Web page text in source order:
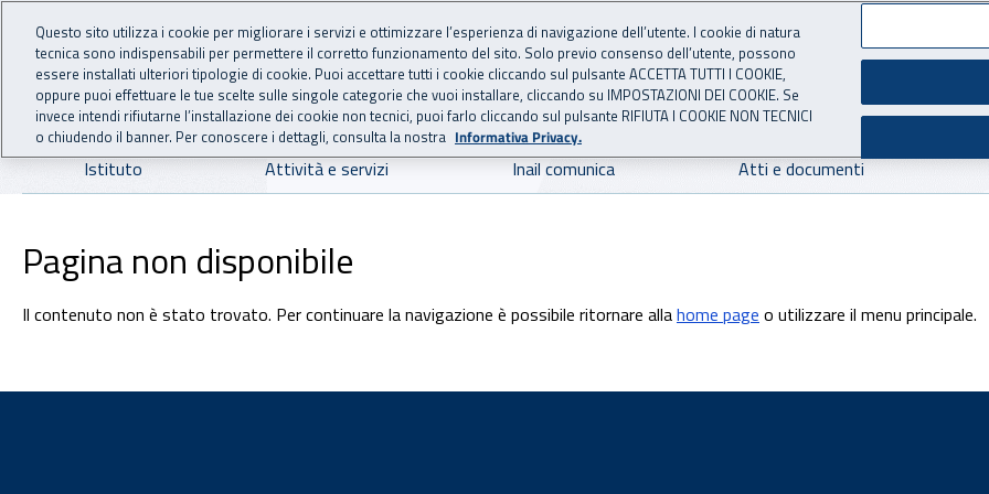
Vai al menu principale
Vai al contenuto principale
INAIL - Istituto Nazionale per l'Assicurazione
Navigazione principale
Istituto Attività e servizi Inail comunica Atti e documenti
Pagina non disponibile
Il contenuto non è stato trovato. Per continuare la navigazione è possibile ritornare allahome page o utilizzare il menu principale.
Questo sito utilizza i cookie per migliorare i servizi e ottimizzare l’esperienza di navigazione dell’utente. I cookie di natura
tecnica sono indispensabili per permettere il corretto funzionamento del sito. Solo previo consenso dell’utente, possono
essere installati ulteriori tipologie di cookie. Puoi accettare tutti i cookie cliccando sul pulsante ACCETTA TUTTI I COOKIE,
oppure puoi effettuare le tue scelte sulle singole categorie che vuoi installare, cliccando su IMPOSTAZIONI DEI COOKIE. Se
invece intendi rifiutarne l’installazione dei cookie non tecnici, puoi farlo cliccando sul pulsante RIFIUTA I COOKIE NON TECNICI
o chiudendo il banner. Per conoscere i dettagli, consulta la nostra Informativa Privacy.